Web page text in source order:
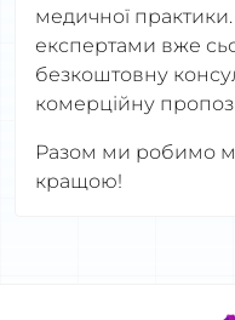
медичної
експертами вже
безкоштовну
комерційну
Разом ми робимо
кращою!